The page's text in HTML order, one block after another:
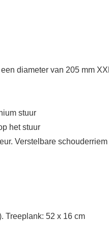
diameter van 205 mm
stuur
het stuur
Verstelbare schouderriem
Treeplank: 52 x 16 cm